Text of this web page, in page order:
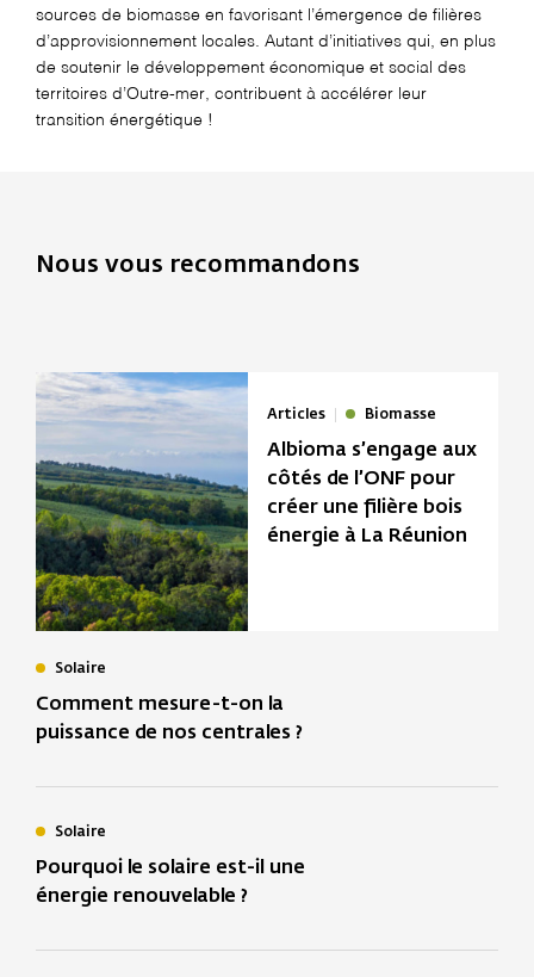
sources de biomasse en favorisant l’émergence de filières
d’approvisionnement locales. Autant d’initiatives qui, en plus
de soutenir le développement économique et social des
territoires d’Outre-mer, contribuent à accélérer leur
transition énergétique !
Nous vous recommandons
Articles Biomasse
Albioma s’engage aux
côtés de l’ONF pour
créer une filière bois
énergie à La Réunion
Solaire
Comment mesure-t-on la
puissance de nos centrales ?
Solaire
Pourquoi le solaire est-il une
énergie renouvelable ?